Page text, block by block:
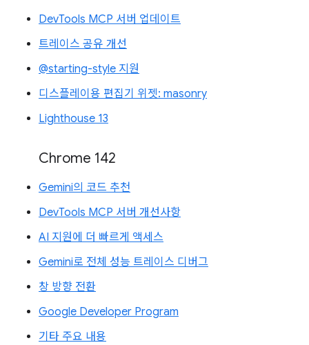
DevTools MCP 서버 업데이트
트레이스 공유 개선
@starting-style 지원
디스플레이용 편집기 위젯: masonry
Lighthouse 13
Chrome 142
Gemini의 코드 추천
DevTools MCP 서버 개선사항
AI 지원에 더 빠르게 액세스
Gemini로 전체 성능 트레이스 디버그
창 방향 전환
Google Developer Program
기타 주요 내용